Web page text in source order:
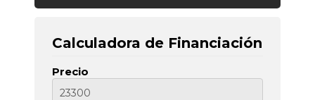
Calculadora de Financiación
Precio